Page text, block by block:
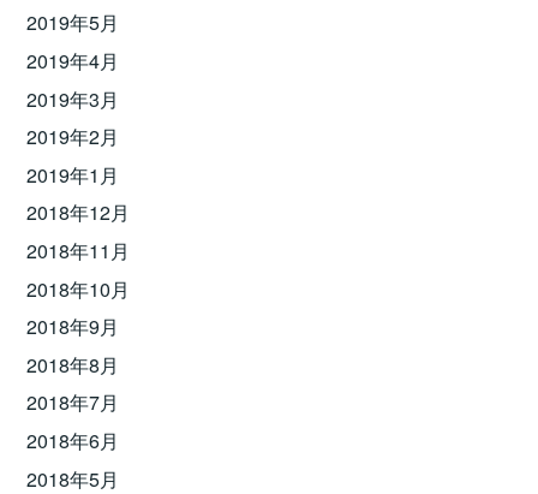
2019年5月
2019年4月
2019年3月
2019年2月
2019年1月
2018年12月
2018年11月
2018年10月
2018年9月
2018年8月
2018年7月
2018年6月
2018年5月